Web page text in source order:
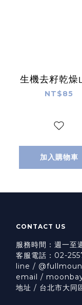
生機去籽乾燥
NT$85
加入購物車
CONTACT US
服務時間：週一
客服電話：02-
line /
email /
地址 / 台北市大同